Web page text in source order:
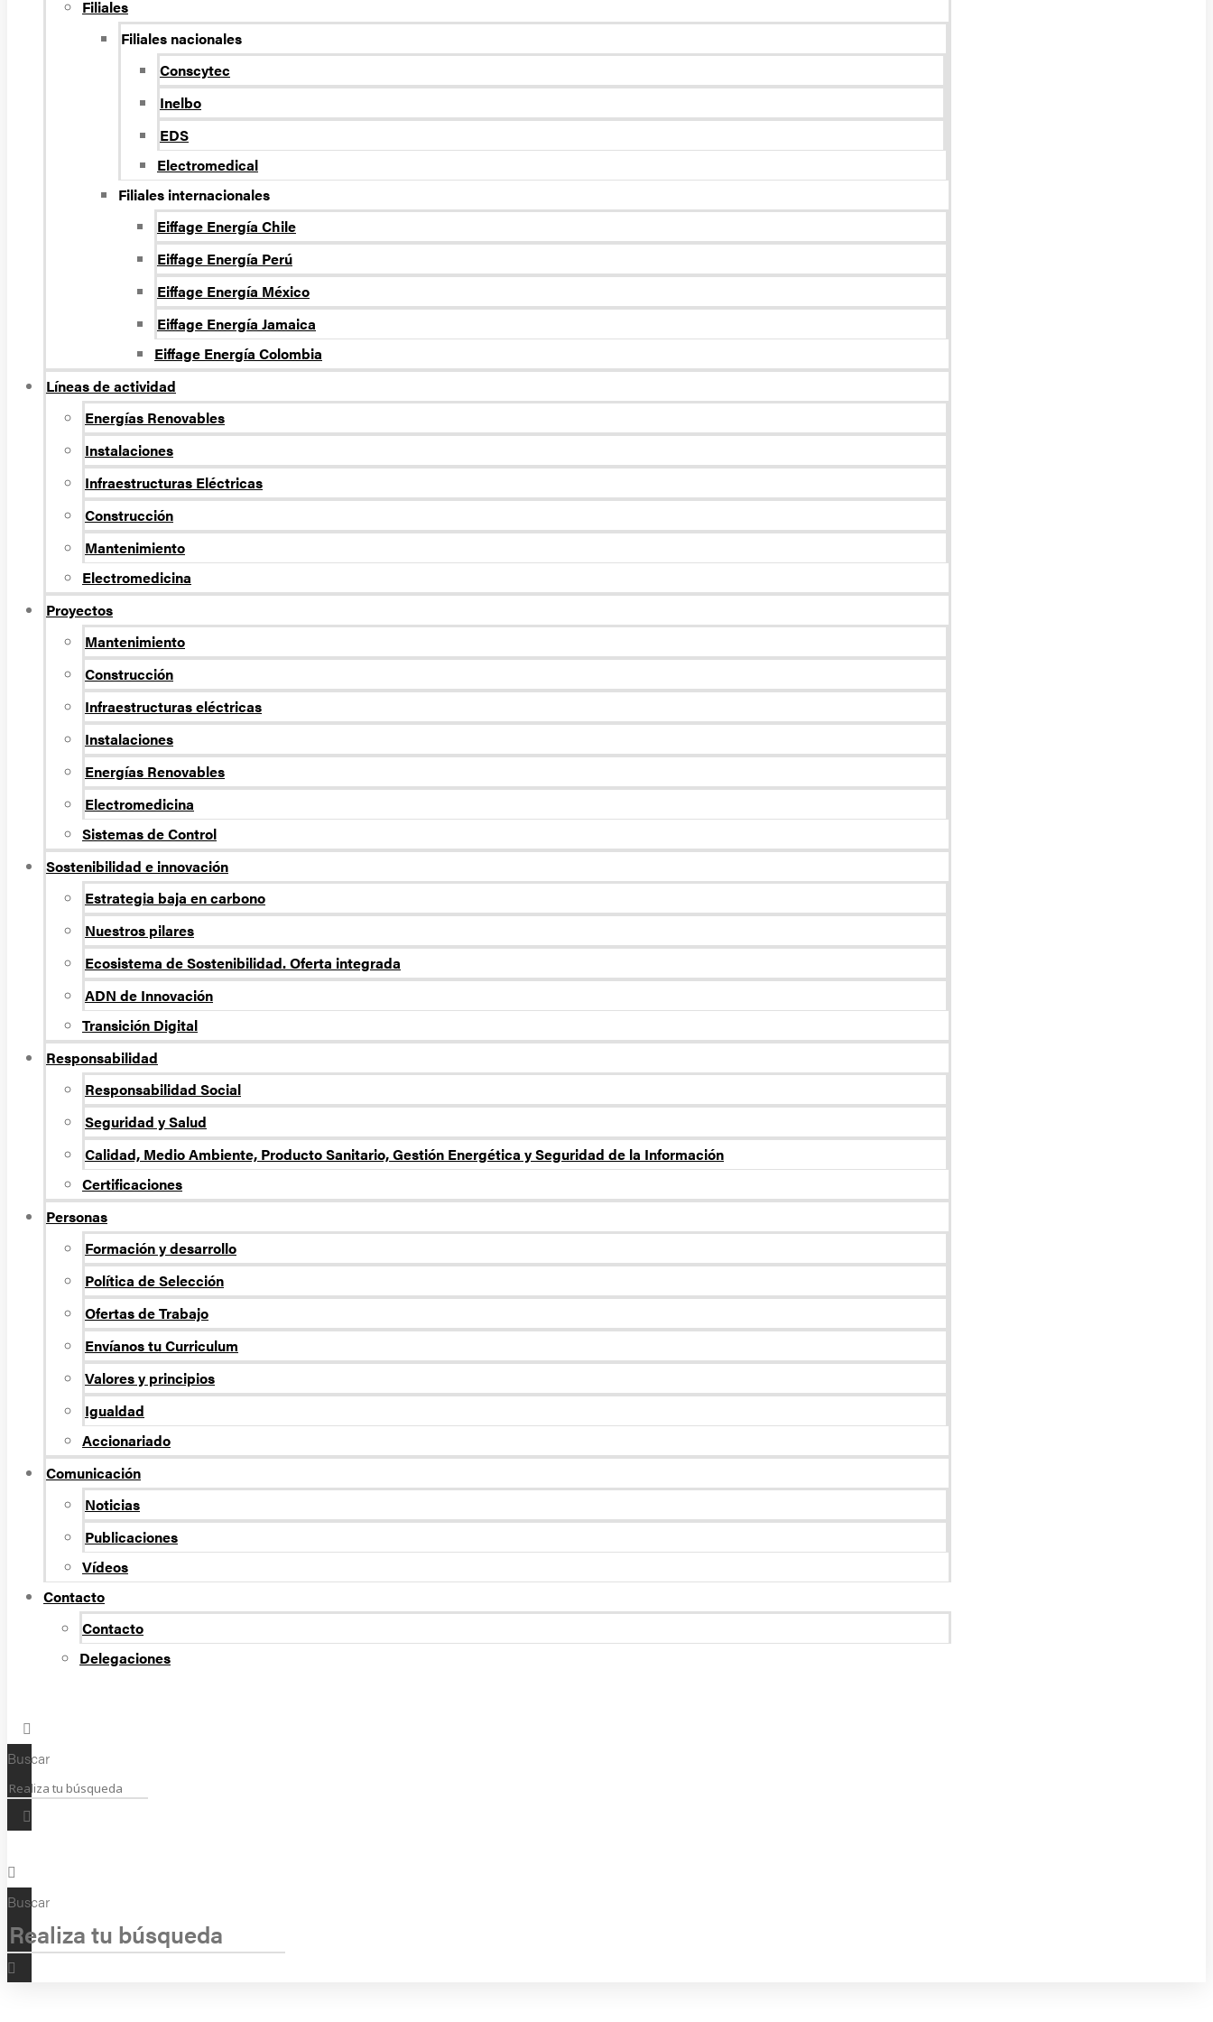
Filiales
Filiales nacionales
Conscytec
Inelbo
EDS
Electromedical
Filiales internacionales
Eiffage Energía Chile
Eiffage Energía Perú
Eiffage Energía México
Eiffage Energía Jamaica
Eiffage Energía Colombia
Líneas de actividad
Energí­as Renovables
Instalaciones
Infraestructuras Eléctricas
Construcción
Mantenimiento
Electromedicina
Proyectos
Mantenimiento
Construcción
Infraestructuras eléctricas
Instalaciones
Energías Renovables
Electromedicina
Sistemas de Control
Sostenibilidad e innovación
Estrategia baja en carbono
Nuestros pilares
Ecosistema de Sostenibilidad. Oferta integrada
ADN de Innovación
Transición Digital
Responsabilidad
Responsabilidad Social
Seguridad y Salud
Calidad, Medio Ambiente, Producto Sanitario, Gestión Energética y Seguridad de la Información
Certificaciones
Personas
Formación y desarrollo
Política de Selección
Ofertas de Trabajo
Envíanos tu Curriculum
Valores y principios
Igualdad
Accionariado
Comunicación
Noticias
Publicaciones
Vídeos
Contacto
Contacto
Delegaciones
Buscar
Buscar